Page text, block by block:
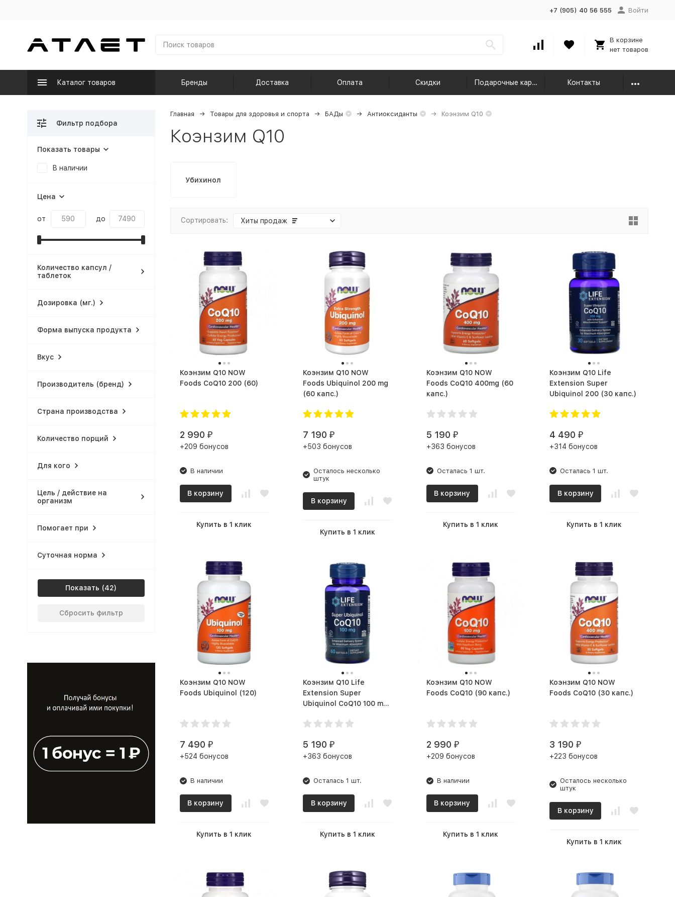
+7 (905) 40 56 555 Войти
В корзине
нет товаров
Каталог товаров Бренды Доставка Оплата Скидки Подарочные карты Контакты
Главная Товары для здоровья и спорта БАДы Антиоксиданты Коэнзим Q10
Коэнзим Q10
Убихинол
Сортировать: Хиты продаж
Коэнзим Q10 NOW
Foods CoQ10 200 (60)
2 990 ₽
+209 бонусов
В наличии
В корзину
Купить в 1 клик
Коэнзим Q10 NOW
Foods Ubiquinol 200 mg
(60 капс.)
7 190 ₽
+503 бонусов
Осталось несколько
штук
В корзину
Купить в 1 клик
Коэнзим Q10 NOW
Foods CoQ10 400mg (60
капс.)
5 190 ₽
+363 бонусов
Осталась 1 шт.
В корзину
Купить в 1 клик
Коэнзим Q10 Life
Extension Super
Ubiquinol 200 (30 капс.)
4 490 ₽
+314 бонусов
Осталась 1 шт.
В корзину
Купить в 1 клик
Коэнзим Q10 NOW
Foods Ubiquinol (120)
7 490 ₽
+524 бонусов
В наличии
В корзину
Купить в 1 клик
Коэнзим Q10 Life
Extension Super
Ubiquinol CoQ10 100 mg
5 190 ₽
+363 бонусов
Осталась 1 шт.
В корзину
Купить в 1 клик
Коэнзим Q10 NOW
Foods CoQ10 (90 капс.)
2 990 ₽
+209 бонусов
В наличии
В корзину
Купить в 1 клик
Коэнзим Q10 NOW
Foods CoQ10 (30 капс.)
3 190 ₽
+223 бонусов
Осталось несколько
штук
В корзину
Купить в 1 клик
Фильтр подбора
Показать товары
В наличии
Цена
от до
Количество капсул /
таблеток
Дозировка (мг.)
Форма выпуска продукта
Вкус
Производитель (бренд)
Страна производства
Количество порций
Для кого
Цель / действие на
организм
Помогает при
Суточная норма
Показать
Сбросить фильтр